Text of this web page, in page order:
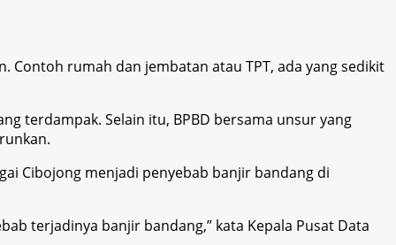
Contoh rumah dan jembatan atau TPT, ada yang sedikit
terdampak. Selain itu, BPBD bersama unsur yang
Cibojong menjadi penyebab banjir bandang di
terjadinya banjir bandang,” kata Kepala Pusat Data